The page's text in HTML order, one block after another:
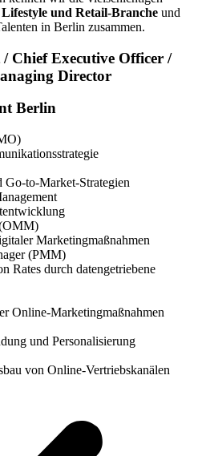
und Retail-Branche und
in Berlin zusammen.
Chief Executive Officer /
Director
Berlin
Go-to-Market-Strategien
Marketingmaßnahmen
(PMM)
Rates durch datengetriebene
Online-Marketingmaßnahmen
und Personalisierung
von Online-Vertriebskanälen